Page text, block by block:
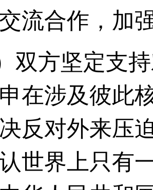
流合作，加
双方坚定支
在涉及彼此
反对外来压
世界上只有